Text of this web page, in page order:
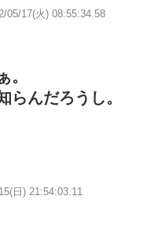
05/17(火) 08:55:34.58
。
らんだろうし。
日) 21:54:03.11